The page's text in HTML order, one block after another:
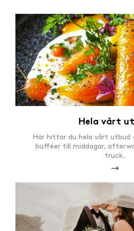
Hela vårt
Här hittar du hela vårt
bufféer till middagar,
truck.